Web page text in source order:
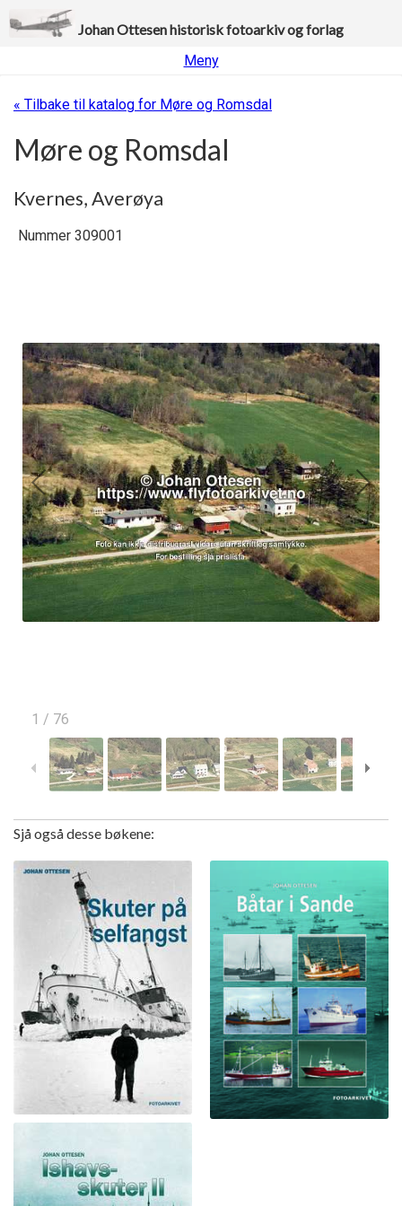
Johan Ottesen historisk fotoarkiv og forlag
Meny
« Tilbake til katalog for Møre og Romsdal
Møre og Romsdal
Kvernes, Averøya
1 / 76
Nummer 309001
Sjå også desse bøkene: